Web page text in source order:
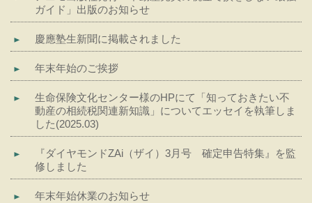
ガイド」出版のお知らせ
慶應塾生新聞に掲載されました
年末年始のご挨拶
生命保険文化センター様のHPにて「知っておきたい不
動産の相続税関連新知識」についてエッセイを執筆しま
した(2025.03)
『ダイヤモンドZAi（ザイ）3月号 確定申告特集』を監
修しました
年末年始休業のお知らせ